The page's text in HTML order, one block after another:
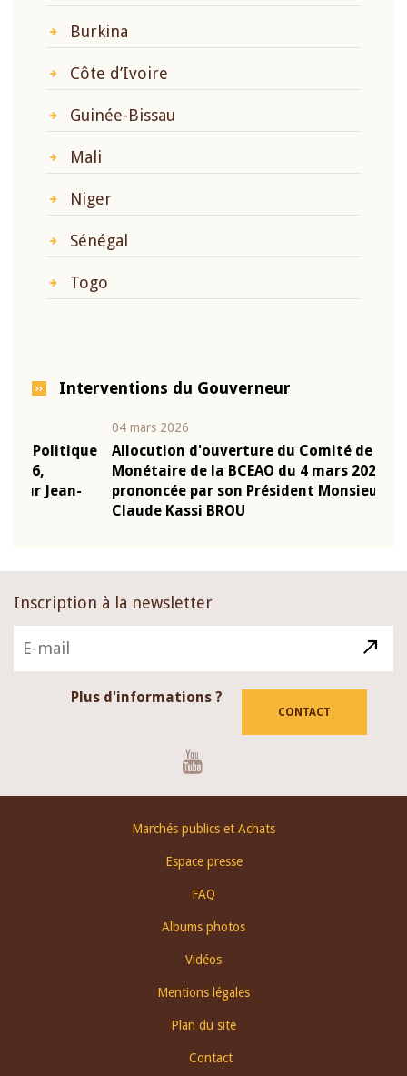
Burkina
Côte d’Ivoire
Guinée-Bissau
Mali
Niger
Sénégal
Togo
Interventions du Gouverneur
Allocution d'ouverture du Comité de Politique
Monétaire de la BCEAO du 4 mars 2026,
prononcée par son Président Monsieur Jean-
Claude Kassi BROU
Inscription à la newsletter
Plus d'informations ?
CONTACT
Marchés publics et Achats
Espace presse
FAQ
Albums photos
Vidéos
Mentions légales
Plan du site
Contact